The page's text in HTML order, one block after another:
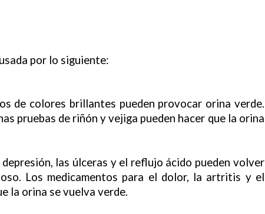
por lo siguiente:
de colores brillantes pueden provocar orina verde.
pruebas de riñón y vejiga pueden hacer que la orina
las úlceras y el reflujo ácido pueden volver
Los medicamentos para el dolor, la artritis y el
la orina se vuelva verde.